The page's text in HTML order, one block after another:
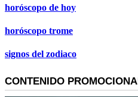
horóscopo de hoy
horóscopo trome
signos del zodiaco